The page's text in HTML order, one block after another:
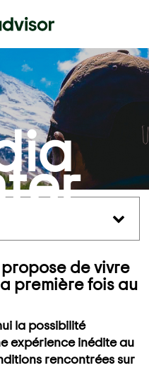
de vivre
première fois au
la possibilité
expérience inédite au
rencontrées sur